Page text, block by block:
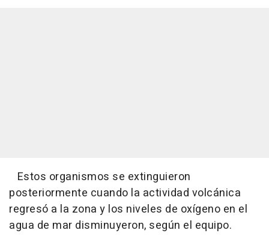
Estos organismos se extinguieron
posteriormente cuando la actividad volcánica
regresó a la zona y los niveles de oxígeno en el
agua de mar disminuyeron, según el equipo.